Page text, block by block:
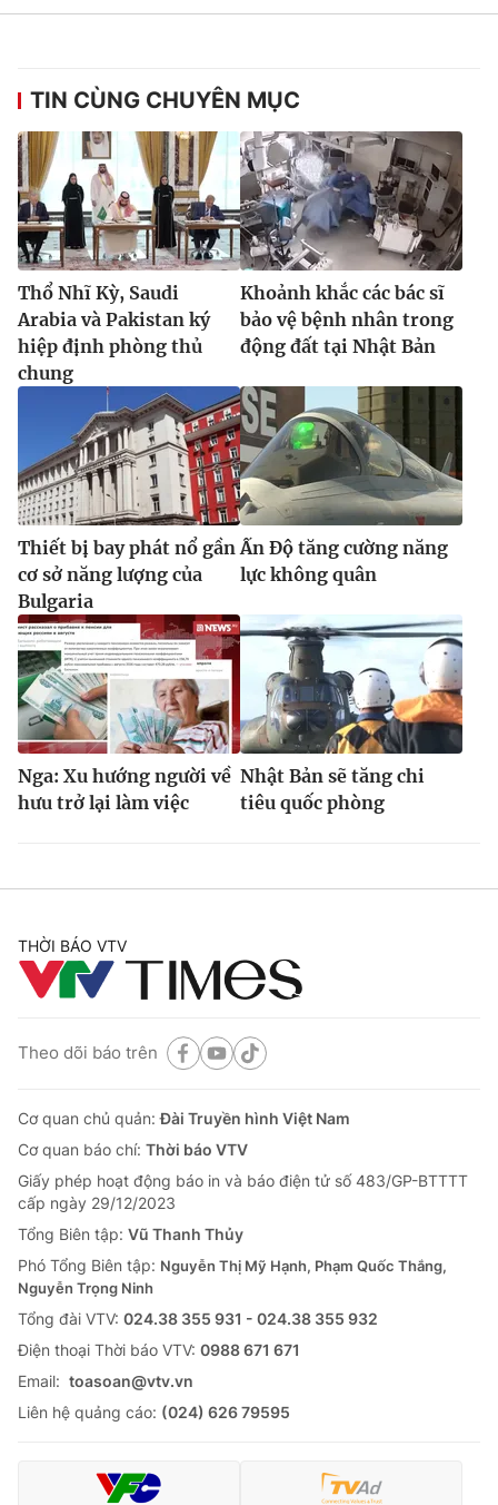
Ðiện thoại Thời báo VTV:024.66 897 897
Liên hệ quảng cáo:
024-7300.7108
® Cấm sao chép dưới mọi hình thức nếu không có sự chấp
thuận bằng văn bản. Ghi rõ nguồn VTV.vn khi phát hành lại
thông tin từ website này.
TIN CÙNG CHUYÊN MỤC
Thổ Nhĩ Kỳ, Saudi
Arabia và Pakistan ký
hiệp định phòng thủ
chung
Khoảnh khắc các bác sĩ
bảo vệ bệnh nhân trong
động đất tại Nhật Bản
Thiết bị bay phát nổ gần
cơ sở năng lượng của
Bulgaria
Ấn Độ tăng cường năng
lực không quân
Nga: Xu hướng người về
hưu trở lại làm việc
Nhật Bản sẽ tăng chi
tiêu quốc phòng
THỜI BÁO VTV
Theo dõi báo trên
Cơ quan chủ quản:Đài Truyền hình Việt Nam
Cơ quan báo chí: Thời báo VTV
Giấy phép hoạt động báo in và báo điện tử số 483/GP-BTTTT
cấp ngày 29/12/2023
Tổng Biên tập: Vũ Thanh Thủy
Phó Tổng Biên tập: Nguyễn Thị Mỹ Hạnh, Phạm Quốc Thắng,
Nguyễn Trọng Ninh
Tổng đài VTV: 024.38 355 931 - 024.38 355 932
Ðiện thoại Thời báo VTV: 0988 671 671
Email: toasoan@vtv.vn
Liên hệ quảng cáo: (024) 626 79595